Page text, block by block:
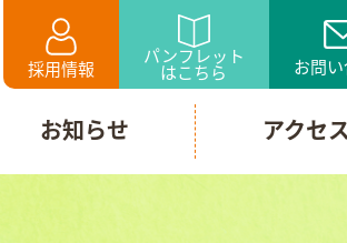
採用情報
パンフレット
はこちら お問
お知らせ アクセ